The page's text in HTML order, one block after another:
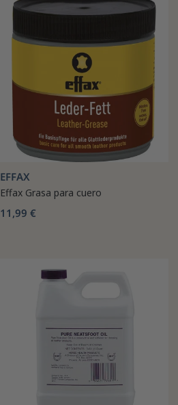
EFFAX
Effax Grasa para cuero
11,99 €